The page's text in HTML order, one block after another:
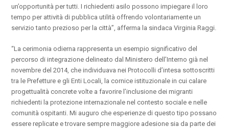
un’opportunità per tutti. I richiedenti asilo possono impiegare il loro
tempo per attività di pubblica utilità offrendo volontariamente un
servizio tanto prezioso per la città”, afferma la sindaca Virginia Raggi.
“La cerimonia odierna rappresenta un esempio significativo del
percorso di integrazione delineato dal Ministero dell’Interno già nel
novembre del 2014, che individuava nei Protocolli d’intesa sottoscritti
tra le Prefetture e gli Enti Locali, la cornice istituzionale in cui calare
progettualità concrete volte a favorire l’inclusione dei migranti
richiedenti la protezione internazionale nel contesto sociale e nelle
comunità ospitanti. Mi auguro che esperienze di questo tipo possano
essere replicate e trovare sempre maggiore adesione sia da parte dei